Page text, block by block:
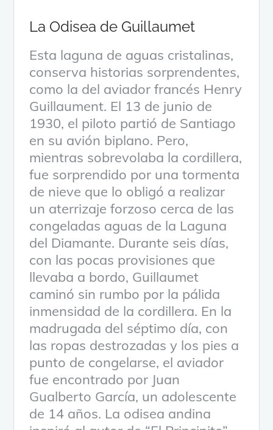
La Odisea de Guillaumet
Esta laguna de aguas cristalinas,
conserva historias sorprendentes,
como la del aviador francés Henry
Guillaument. El 13 de junio de
1930, el piloto partió de Santiago
en su avión biplano. Pero,
mientras sobrevolaba la cordillera,
fue sorprendido por una tormenta
de nieve que lo obligó a realizar
un aterrizaje forzoso cerca de las
congeladas aguas de la Laguna
del Diamante. Durante seis días,
con las pocas provisiones que
llevaba a bordo, Guillaumet
caminó sin rumbo por la pálida
inmensidad de la cordillera. En la
madrugada del séptimo día, con
las ropas destrozadas y los pies a
punto de congelarse, el aviador
fue encontrado por Juan
Gualberto García, un adolescente
de 14 años. La odisea andina